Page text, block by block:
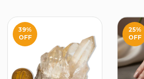
39%
OFF
25%
OFF